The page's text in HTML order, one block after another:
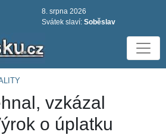
8. srpna 2026
Svátek slaví: Soběslav
vzkázal
o úplatku